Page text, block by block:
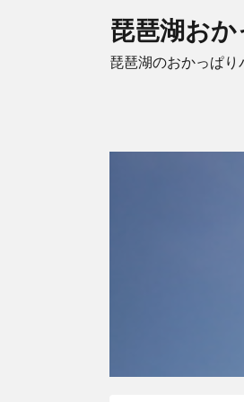
琵琶湖お
琵琶湖のおかっぱ